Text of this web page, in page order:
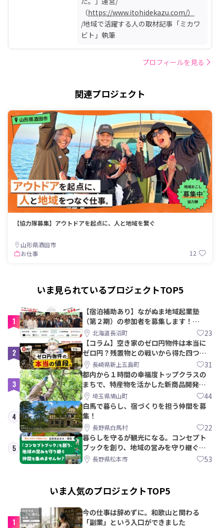
（https://www.itohidekazu.com/）
/地域で活躍する人の取材記事「ミカワ
ビト」執筆
プロフィールを見る
関連プロジェクト
【協力隊募集】アウトドアを起点に、人と地域を繋ぐ
山形県酒田市
お仕事
12
いま見られているプロジェクトTOP5
1
【宿泊補助あり】ながぬま地域起業塾
（第２期）の参加者を募集します！
【8/21〆】
北海道長沼町 23
2
【コラム】空き家のゼロ円物件は本当に
ゼロ円？残置物との戦いから得た四つの
教訓｜新上五島町
長崎県新上五島町 31
3
都内から１時間の幸福度トップクラスの
まちで、特産物を活かした新商品開発＆
PRメンバー募集！
埼玉県鳩山町 44
4
白馬で暮らし、宿づくりを担う仲間を募
集！
長野県白馬村 22
5
暮らしを守るが観光になる。コンセプト
ブックを創り、地域の営みを守り継ぐ仲
間を集めませんか？
長野県松本市 53
いま人気のプロジェクトTOP5
1
今の仕事は辞めずに。和歌山と関わる
「副業」という入口ができました